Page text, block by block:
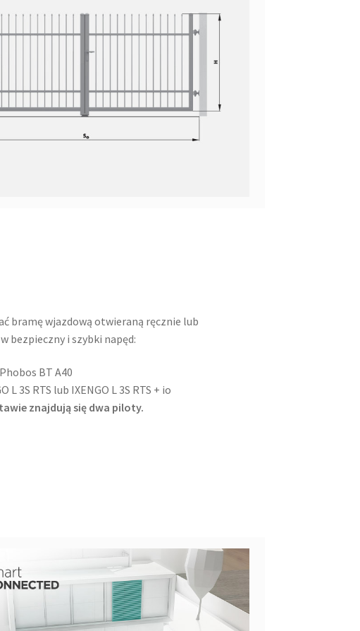
bramę wjazdową otwieraną ręcznie lub
bezpieczny i szybki napęd:
BT A40
L 3S RTS lub IXENGO L 3S RTS + io
znajdują się dwa piloty.